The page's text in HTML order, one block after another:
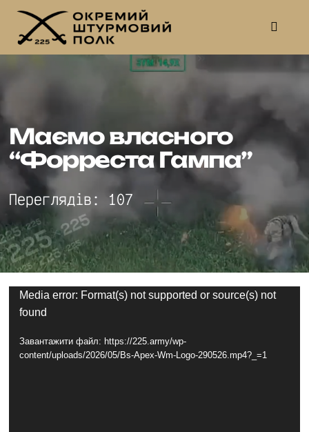
Skip
content
Про полк
Волонтери
Новини
Вакансії
Актуальні питання
Підтримати
Маємо власного
“Форреста Гампа”
Переглядів: 107
Відеопрогравач
Media error: Format(s) not supported or source(s) not
found
Завантажити файл: https://225.army/wp-
content/uploads/2026/05/Bs-Apex-Wm-Logo-290526.mp4?_=1